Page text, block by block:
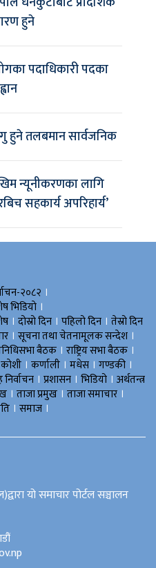
हुने
पदाधिकारी पदका
तलबमान सार्वजनिक
न्यूनीकरणका लागि
सहकार्य अपरिहार्य’
२०८२ ।
भिडियाे ।
। दोस्रो दिन । पहिलो दिन । तेस्रो दिन
। सूचना तथा चेतनामूलक सन्देश ।
बैठक । राष्ट्रिय सभा बैठक ।
काेशी । कर्णाली । मधेस । गण्डकी ।
। प्रशासन । भिडियो । अर्थतन्त्र
। ताजा प्रमुख । ताजा समाचार ।
। समाज ।
यो समाचार पोर्टल सञ्चालन